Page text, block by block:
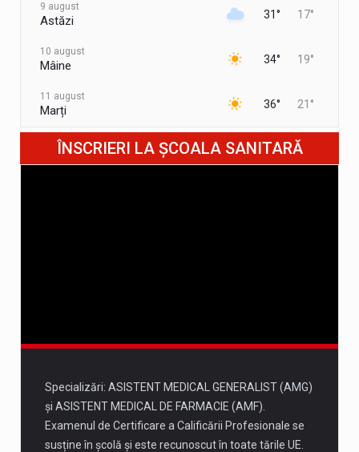
9 august
Astăzi 31° 17°
10 august
Mâine 34° 19°
11 august
Marți 36° 21°
12 august
Miercuri 32° 18°
ÎNSCRIERI LA ȘCOALA SANITARĂ
Specializări: ASISTENT MEDICAL GENERALIST (AMG)
și ASISTENT MEDICAL DE FARMACIE (AMF).
Examenul de Certificare a Calificării Profesionale se
susține în școlă și este recunoscut în toate tările UE.